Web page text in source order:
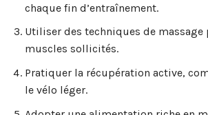
chaque fin d’entraînement.
Utiliser des techniques de massage
muscles sollicités.
Pratiquer la récupération active,
le vélo léger.